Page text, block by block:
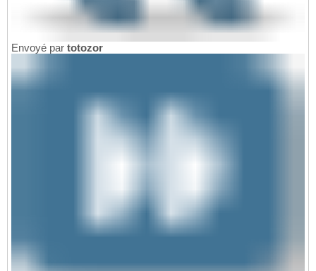
Envoyé par totozor